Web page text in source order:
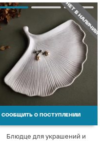
НЕТ В НАЛИЧИИ
СООБЩИТЬ О ПОСТУПЛЕНИИ
Блюдце для украшений и